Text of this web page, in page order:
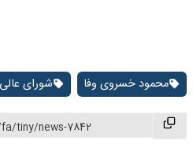
محمود خسروی وفا شورای
tiny/news-7842